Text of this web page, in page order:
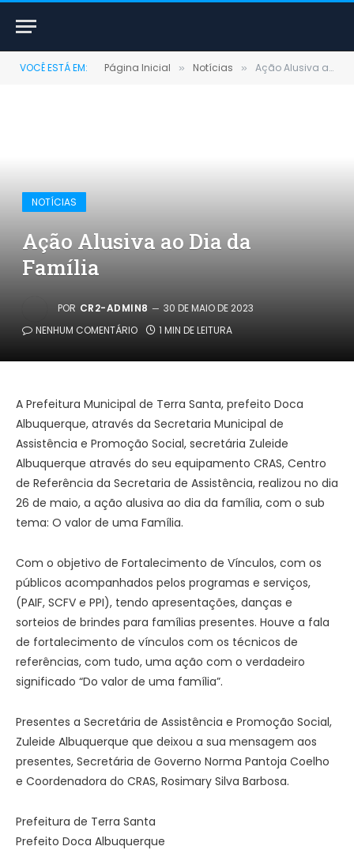
VOCÊ ESTÁ EM: Página Inicial » Notícias » Ação Alusiva ao Dia da Família
NOTÍCIAS
Ação Alusiva ao Dia da
Família
POR CR2-ADMIN8
30 DE MAIO DE 2023
NENHUM COMENTÁRIO
1 MIN DE LEITURA
A Prefeitura Municipal de Terra Santa, prefeito Doca
Albuquerque, através da Secretaria Municipal de
Assistência e Promoção Social, secretária Zuleide
Albuquerque através do seu equipamento CRAS, Centro
de Referência da Secretaria de Assistência, realizou no dia
26 de maio, a ação alusiva ao dia da família, com o sub
tema: O valor de uma Família.
Com o objetivo de Fortalecimento de Vínculos, com os
públicos acompanhados pelos programas e serviços,
(PAIF, SCFV e PPI), tendo apresentações, danças e
sorteios de brindes para famílias presentes. Houve a fala
de fortalecimento de vínculos com os técnicos de
referências, com tudo, uma ação com o verdadeiro
significado “Do valor de uma família”.
Presentes a Secretária de Assistência e Promoção Social,
Zuleide Albuquerque que deixou a sua mensagem aos
presentes, Secretária de Governo Norma Pantoja Coelho
e Coordenadora do CRAS, Rosimary Silva Barbosa.
Prefeitura de Terra Santa
Prefeito Doca Albuquerque